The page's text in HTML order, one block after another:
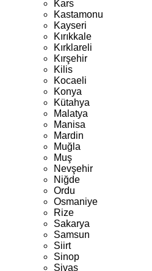
Kars
Kastamonu
Kayseri
Kırıkkale
Kırklareli
Kırşehir
Kilis
Kocaeli
Konya
Kütahya
Malatya
Manisa
Mardin
Muğla
Muş
Nevşehir
Niğde
Ordu
Osmaniye
Rize
Sakarya
Samsun
Siirt
Sinop
Sivas